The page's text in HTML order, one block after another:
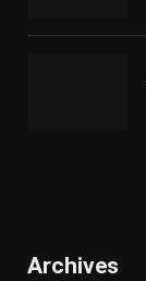
Archives